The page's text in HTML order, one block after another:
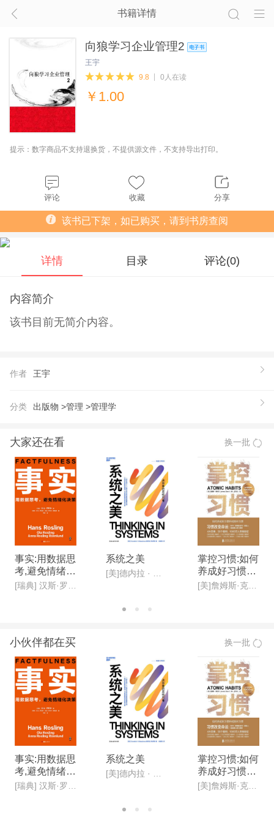
书籍详情
向狼学习企业管理2
王宇
9.8
0人在读
￥ 1.00
提示：数字商品不支持退换货，不提供源文件，不支持导出打印。
评论 收藏 分享
该书已下架，如已购买，请到书房查阅
详情 目录 评论(0)
内容简介
该书目前无简介内容。
作者 王宇
分类 出版物 >管理 >管理学
大家还在看 换一批
事实:用数据思
考,避免情绪化
决策(新版)
[瑞典] 汉斯·罗斯林, 欧拉·罗斯林,安娜·罗斯林·罗朗德
系统之美
[美]德内拉 · 梅多斯(Donella H· Meadows )
掌控习惯:如何
养成好习惯并
戒除坏习惯(新
[美]詹姆斯·克利尔,迩东晨/译
小伙伴都在买 换一批
事实:用数据思
考,避免情绪化
决策(新版)
系统之美
掌控习惯:如何
养成好习惯并
戒除坏习惯(新
[美]詹姆斯·克利尔,迩东晨/译